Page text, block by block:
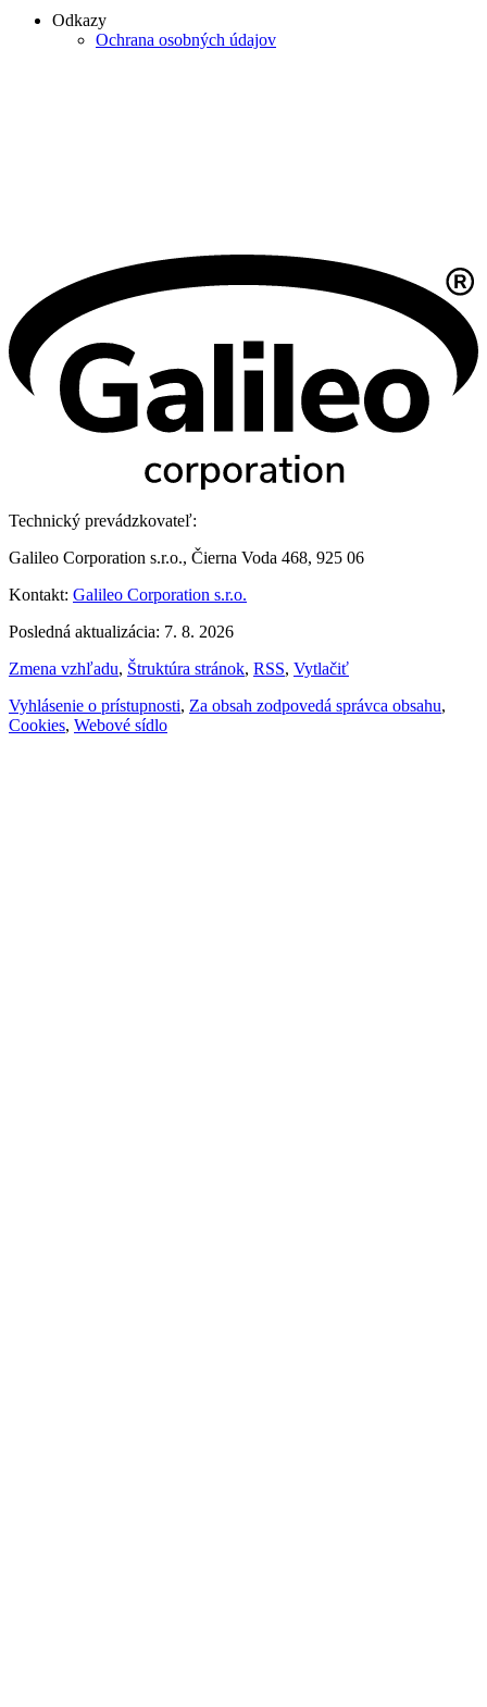
Odkazy
Ochrana osobných údajov
Technický prevádzkovateľ:
Galileo Corporation s.r.o., Čierna Voda 468, 925 06
Kontakt: Galileo Corporation s.r.o.
Posledná aktualizácia: 7. 8. 2026
Zmena vzhľadu, Štruktúra stránok, RSS, Vytlačiť
Vyhlásenie o prístupnosti, Za obsah zodpovedá správca obsahu,
Cookies, Webové sídlo